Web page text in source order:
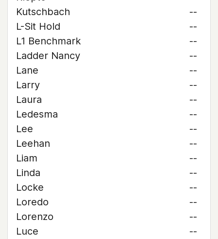
Kutschbach
--
L-Sit Hold
--
L1 Benchmark
--
Ladder Nancy
--
Lane
--
Larry
--
Laura
--
Ledesma
--
Lee
--
Leehan
--
Liam
--
Linda
--
Locke
--
Loredo
--
Lorenzo
--
Luce
--